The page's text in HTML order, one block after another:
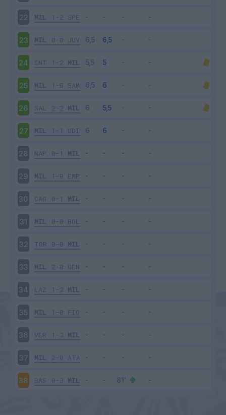
22 MIL 1-2 SPE
23 MIL 0-0 JUV
24 INT 1-2 MIL
25 MIL 1-0 SAM
26 SAL 2-2 MIL
27 MIL 1-1 UDI
28 NAP 0-1 MIL
29 MIL 1-0 EMP
30 CAG 0-1 MIL
31 MIL 0-0 BOL
32 TOR 0-0 MIL
33 MIL 2-0 GEN
34 LAZ 1-2 MIL
35 MIL 1-0 FIO
36 VER 1-3 MIL
37 MIL 2-0 ATA
38 SAS 0-3 MIL